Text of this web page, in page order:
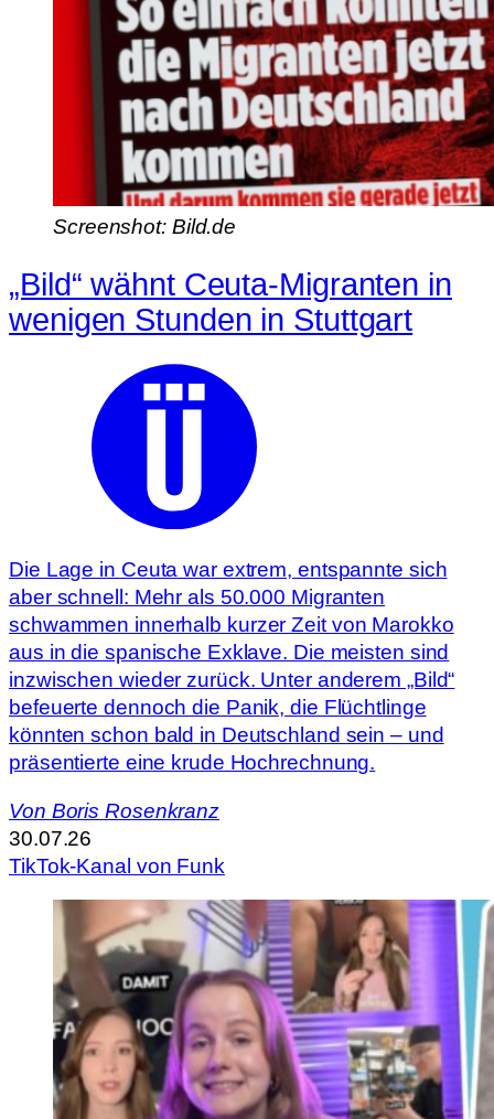
Screenshot: Bild.de
„Bild“ wähnt Ceuta-Migranten in
wenigen Stunden in Stuttgart
Die Lage in Ceuta war extrem, entspannte sich
aber schnell: Mehr als 50.000 Migranten
schwammen innerhalb kurzer Zeit von Marokko
aus in die spanische Exklave. Die meisten sind
inzwischen wieder zurück. Unter anderem „Bild“
befeuerte dennoch die Panik, die Flüchtlinge
könnten schon bald in Deutschland sein – und
präsentierte eine krude Hochrechnung.
Von Boris Rosenkranz
30.07.26
TikTok-Kanal von Funk